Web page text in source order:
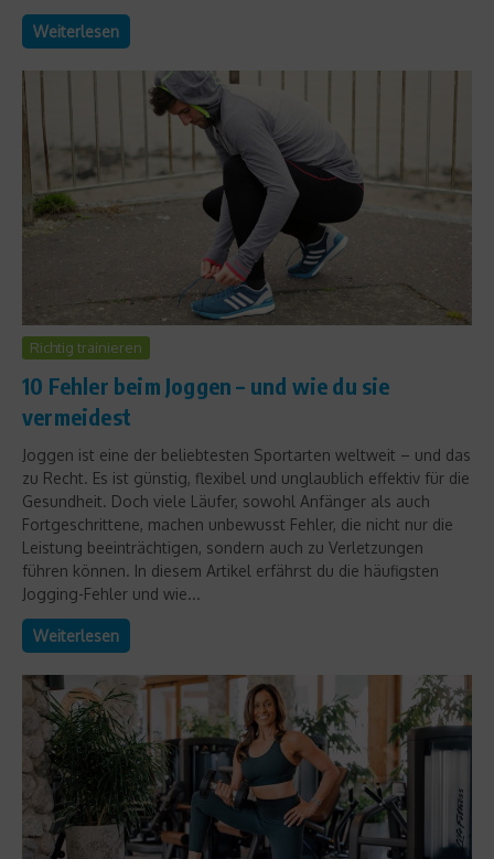
Weiterlesen
Richtig trainieren
10 Fehler beim Joggen – und wie du sie
vermeidest
Joggen ist eine der beliebtesten Sportarten weltweit – und das
zu Recht. Es ist günstig, flexibel und unglaublich effektiv für die
Gesundheit. Doch viele Läufer, sowohl Anfänger als auch
Fortgeschrittene, machen unbewusst Fehler, die nicht nur die
Leistung beeinträchtigen, sondern auch zu Verletzungen
führen können. In diesem Artikel erfährst du die häufigsten
Jogging-Fehler und wie...
Weiterlesen